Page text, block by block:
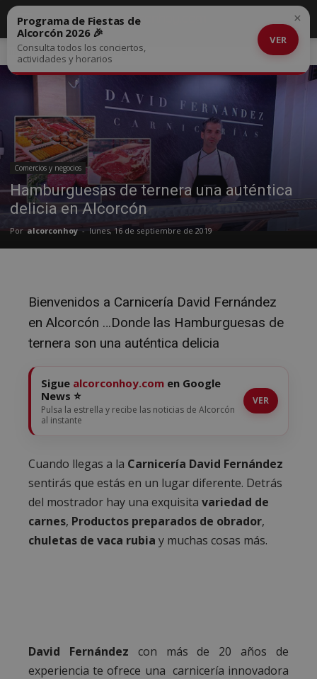
Inicio Comercios y negocios
Comercios y negocios
Hamburguesas de ternera una auténtica
delicia en Alcorcón
Por alcorconhoy - lunes, 16 de septiembre de 2019
Programa de Fiestas de
Alcorcón 2026 🎉
Consulta todos los conciertos,
actividades y horarios
VER
×
Bienvenidos a Carnicería David Fernández
en Alcorcón …Donde las Hamburguesas de
ternera son una auténtica delicia
Sigue alcorconhoy.com en Google
News ⭐
Pulsa la estrella y recibe las noticias de Alcorcón
al instante
VER
Cuando llegas a la Carnicería David Fernández
sentirás que estás en un lugar diferente. Detrás
del mostrador hay una exquisita variedad de
carnes, Productos preparados de obrador,
chuletas de vaca rubia y muchas cosas más.
David Fernández con más de 20 años de
experiencia te ofrece una carnicería innovadora